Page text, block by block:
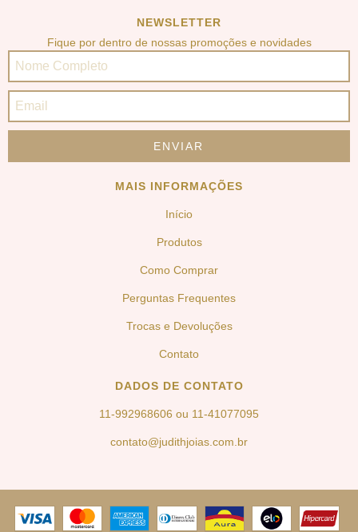
NEWSLETTER
Fique por dentro de nossas promoções e novidades
MAIS INFORMAÇÕES
Início
Produtos
Como Comprar
Perguntas Frequentes
Trocas e Devoluções
Contato
DADOS DE CONTATO
11-992968606 ou 11-41077095
contato@judithjoias.com.br